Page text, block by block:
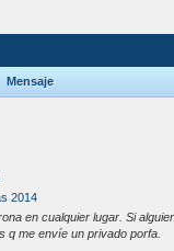
Mensaje
2014
en cualquier lugar. Si
q me envíe un privado porfa.